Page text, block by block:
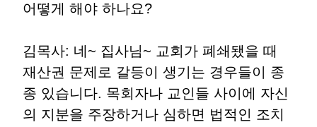
어떻게 해야 하나요?
김목사: 네 ~ 집사님~ 교회가 폐쇄됐을 때
재산권 문제로 갈등이 생기는 경우들이 종
종 있습니다. 목회자나 교인들 사이에 자신
의 지분을 주장하거나 심하면 법적인 조치